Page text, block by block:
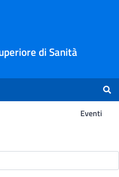
di Sanità
Eventi
Ricerca -